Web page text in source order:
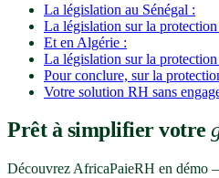
La législation au Sénégal :
La législation sur la
Et en Algérie :
La législation sur la
Pour conclure, sur la
Votre solution RH sans
Prêt à simplifier votre
Découvrez AfricaPaieRH en démo